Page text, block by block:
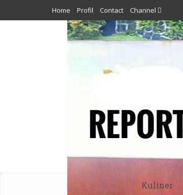
Home Profil Contact Channel
Kuliner